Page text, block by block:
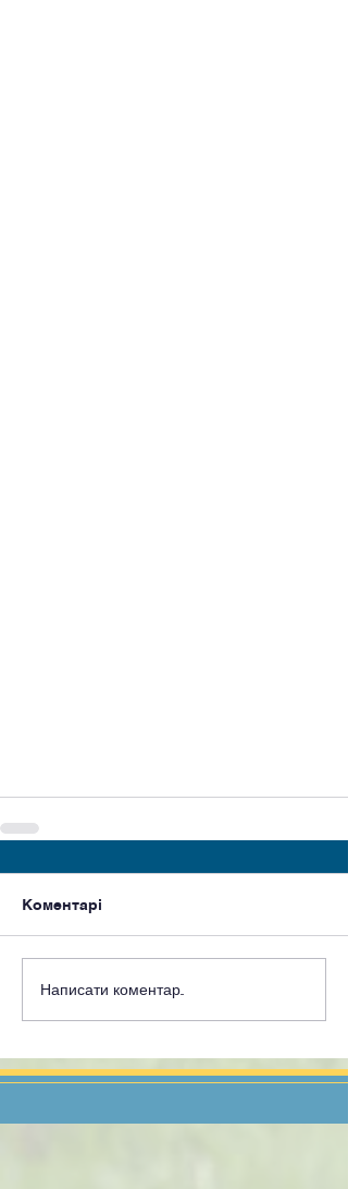
Коментарі
Написати коментар...